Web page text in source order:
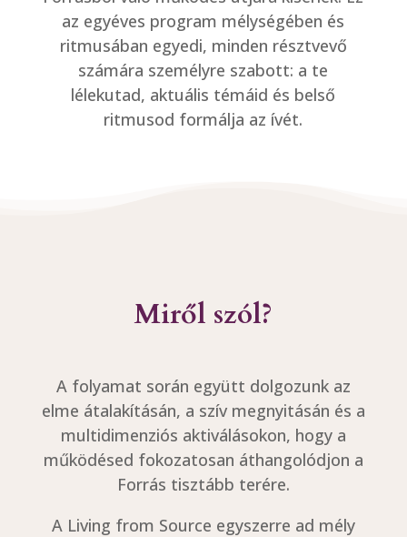
az egyéves program mélységében és
ritmusában egyedi, minden résztvevő
számára személyre szabott: a te
lélekutad, aktuális témáid és belső
ritmusod formálja az ívét.
Miről szól?
A folyamat során együtt dolgozunk az
elme átalakításán, a szív megnyitásán és a
multidimenziós aktiválásokon, hogy a
működésed fokozatosan áthangolódjon a
Forrás tisztább terére.
A Living from Source egyszerre ad mély